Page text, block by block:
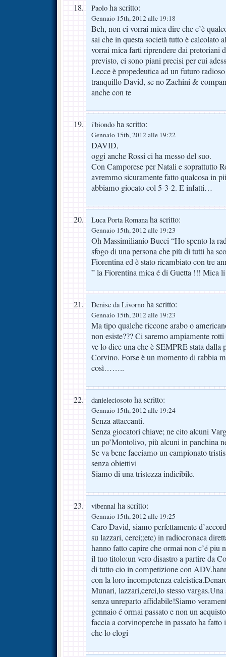
Paolo ha scritto:
Gennaio 15th, 2012 alle 19:18
Beh, non ci vorrai mica dire che c’è
sai che in questa società tutto è calcolato
vorrai mica farti riprendere dai pretoriani
previsto, ci sono piani precisi per cui
Lecce è propedeutica ad un futuro
tranquillo David, se no Zachini &
anche con te
i'biondo ha scritto:
Gennaio 15th, 2012 alle 19:22
DAVID,
oggi anche Rossi ci ha messo del suo.
Con Camporese per Natali e soprattutto
avremmo sicuramente fatto qualcosa in
abbiamo giocato col 5-3-2. E infatti…
Luca Porta Romanaha scritto:
Gennaio 15th, 2012 alle 19:23
Oh Massimilianio Bucci “Ho spento la
sfogo di una persona che più di tutti ha
Fiorentina ed è stato ricambiato con tre
” la Fiorentina mica é di Guetta !!! Mica
Denise da Livorno ha scritto:
Gennaio 15th, 2012 alle 19:23
Ma tipo qualche riccone arabo o
non esiste??? Ci saremo ampiamente
ve lo dice una che è SEMPRE stata dalla
Corvino. Forse è un momento di rabbia
così……..
danieleciosoto ha scritto:
Gennaio 15th, 2012 alle 19:24
Senza attaccanti.
Senza giocatori chiave; ne cito alcuni
un po’Montolivo, più alcuni in panchina
Se va bene facciamo un campionato
senza obiettivi
Siamo di una tristezza indicibile.
vibennal ha scritto:
Gennaio 15th, 2012 alle 19:25
Caro David, siamo perfettamente
su lazzari, cerci;;etc) in radiocronaca
hanno fatto capire che ormai non c’é piu
il tuo titolo:un vero disastro a partire da
di tutto cio in competizione con
con la loro incompetenza
Munari, lazzari,cerci,lo stesso vargas.Una
senza unreparto affidabile!Siamo
gennaio é ormai passato e non un
faccia a corvinoperche in passato ha
che lo elogi